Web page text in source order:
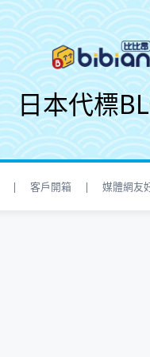
日本代標
| 客戶開箱 | 媒體網友